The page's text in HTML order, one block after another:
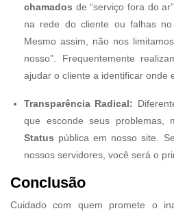
chamados de “serviço fora do
na rede do cliente ou falhas
Mesmo assim, não nos
nosso”. Frequentemente
ajudar o cliente a identificar onde
Transparência Radical:
que esconde seus problemas,
Status pública em nosso site.
nossos servidores, você será o
Conclusão
Cuidado com quem promete o